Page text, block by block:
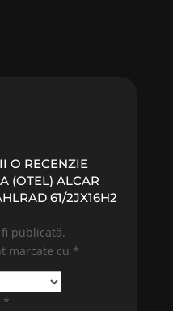
O RECENZIE
(OTEL) ALCAR
61/2JX16H2
publicată.
marcate cu *
*